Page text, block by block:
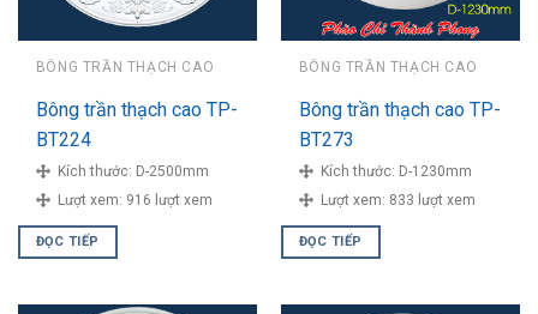
BÔNG TRẦN THẠCH CAO
Bông trần thạch cao TP-
BT224
Kích thước: D-2500mm
Lượt xem: 916 lượt xem
ĐỌC TIẾP
BÔNG TRẦN THẠCH CAO
Bông trần thạch cao TP-
BT273
Kích thước: D-1230mm
Lượt xem: 833 lượt xem
ĐỌC TIẾP